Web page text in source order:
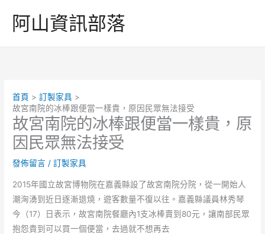
阿山資訊部落
首頁
訂製家具
故宮南院的冰棒跟便當一樣貴，原因民眾無法接受
故宮南院的冰棒跟便當一樣貴，原
因民眾無法接受
發佈留言 /訂製家具
2015年國立故宮博物院在嘉義縣設了故宮南院分院，從一開始人
潮洶湧到近日逐漸退燒，遊客數量不復以往。嘉義縣議員林秀琴
今（17）日表示，故宮南院餐廳內1支冰棒賣到80元，讓南部民眾
抱怨貴到可以買一個便當，去過就不想再去